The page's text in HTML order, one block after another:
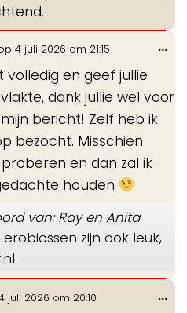
4 juli 2026 om 21:15
volledig en geef jullie
dank jullie wel voor
bericht! Zelf heb ik
bezocht. Misschien
en dan zal ik
houden
van: Ray en Anita
zijn ook leuk,
...
juli 2026 om 20:10 ...